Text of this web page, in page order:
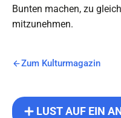
Bunten machen, zu
mitzunehmen.
Zum Kulturmagazin
LUST AUF EIN